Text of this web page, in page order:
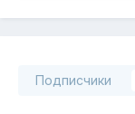
Подписчики